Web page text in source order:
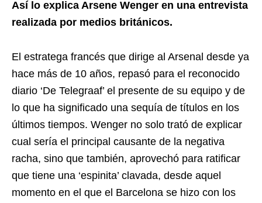
Así lo explica Arsene Wenger en una entrevista
realizada por medios británicos.
El estratega francés que dirige al Arsenal desde ya
hace más de 10 años, repasó para el reconocido
diario ‘De Telegraaf’ el presente de su equipo y de
lo que ha significado una sequía de títulos en los
últimos tiempos. Wenger no solo trató de explicar
cual sería el principal causante de la negativa
racha, sino que también, aprovechó para ratificar
que tiene una ‘espinita’ clavada, desde aquel
momento en el que el Barcelona se hizo con los